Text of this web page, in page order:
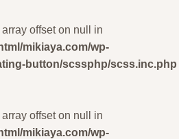
offset on null in
mikiaya.com/wp-
button/scssphp/scss.inc.php
offset on null in
mikiaya.com/wp-